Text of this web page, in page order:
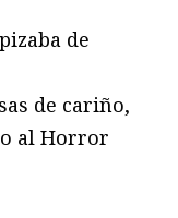
de
de cariño,
al Horror